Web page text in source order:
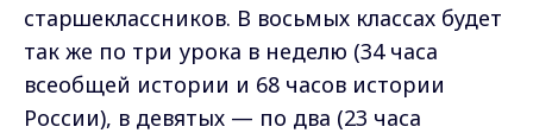
старшеклассников. В восьмых классах будет
так же по три урока в неделю (34 часа
всеобщей истории и 68 часов истории
России), в девятых — по два (23 часа